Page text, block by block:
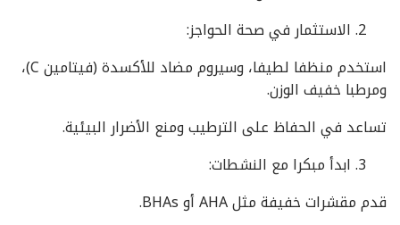
الاستثمار في صحة الحواجز:
استخدم منظفا لطيفا، وسيروم مضاد للأكسدة (فيتامين C)،
ومرطبا خفيف الوزن.
تساعد في الحفاظ على الترطيب ومنع الأضرار البيئية.
ابدأ مبكرا مع النشطات:
قدم مقشرات خفيفة مثل AHA أو BHAs.